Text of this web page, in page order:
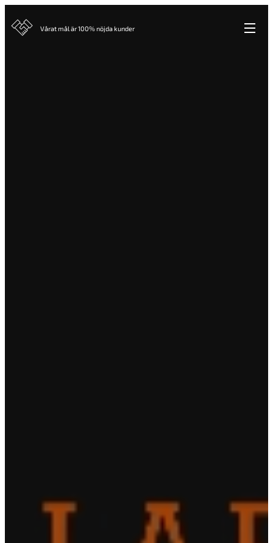
Vårat mål är 100% nöjda kunder